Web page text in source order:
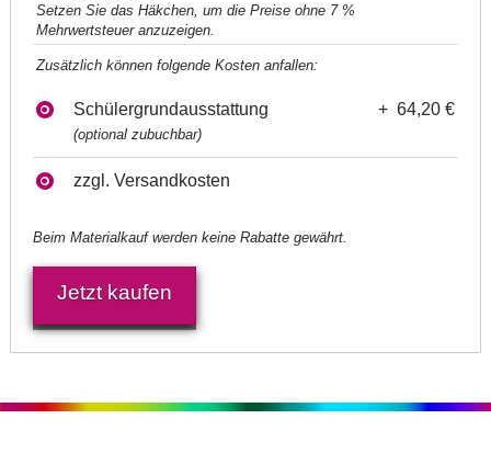
Setzen Sie das Häkchen, um die Preise ohne 7 %
Mehrwertsteuer anzuzeigen.
Zusätzlich können folgende Kosten anfallen:
Schülergrundausstattung
(optional zubuchbar)
+ 64,20 €
zzgl. Versandkosten
Beim Materialkauf werden keine Rabatte gewährt.
Jetzt kaufen